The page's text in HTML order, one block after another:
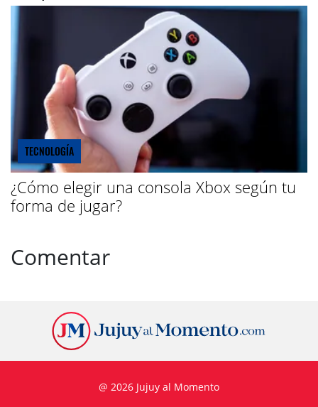
TECNOLOGÍA
¿Cómo elegir una consola Xbox según tu
forma de jugar?
Comentar
@ 2026 Jujuy al Momento